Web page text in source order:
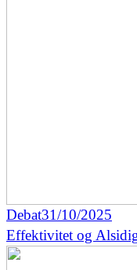
Debat31/10/2025
Effektivitet og